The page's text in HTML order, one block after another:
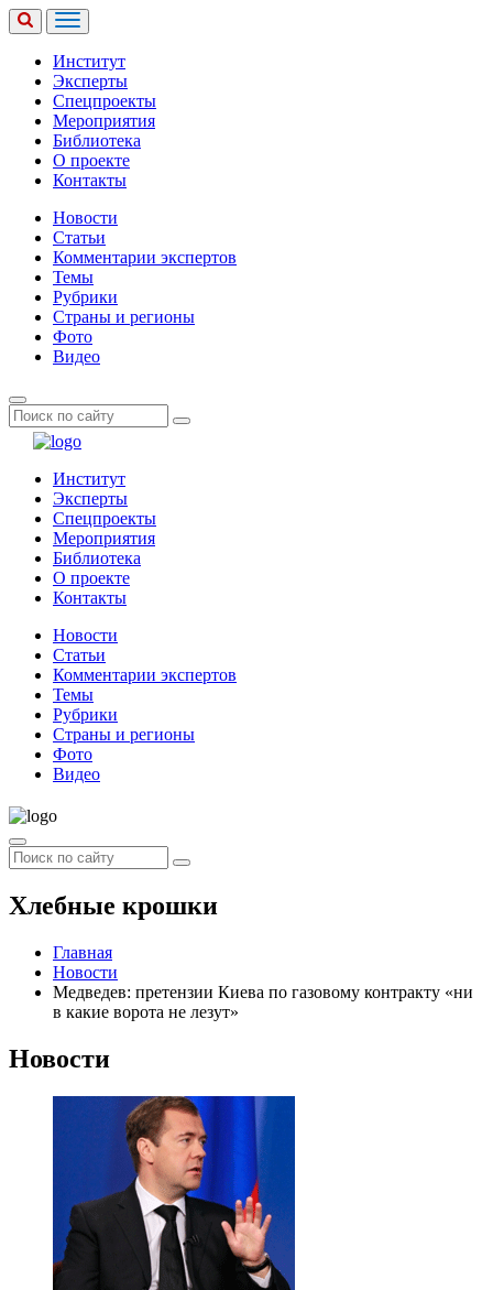
Институт
Эксперты
Спецпроекты
Мероприятия
Библиотека
О проекте
Контакты
Новости
Статьи
Комментарии экспертов
Темы
Рубрики
Страны и регионы
Фото
Видео
Институт
Эксперты
Спецпроекты
Мероприятия
Библиотека
О проекте
Контакты
Новости
Статьи
Комментарии экспертов
Темы
Рубрики
Страны и регионы
Фото
Видео
Хлебные крошки
Главная
Новости
Медведев: претензии Киева по газовому контракту «ни
в какие ворота не лезут»
Новости